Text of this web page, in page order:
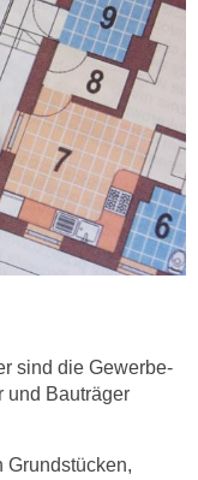
sind die Gewerbe-
und Bauträger
Grundstücken,